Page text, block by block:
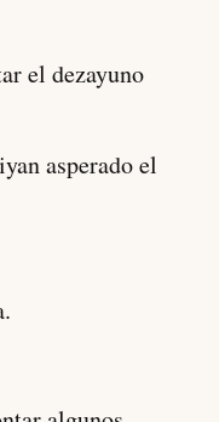
el dezayuno
asperado el